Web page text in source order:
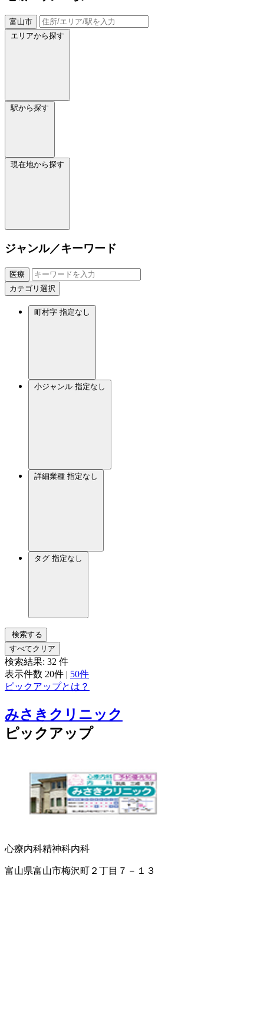
富山市
エリアから探す
駅から探す
現在地から探す
ジャンル／キーワード
医療
カテゴリ選択
町村字 指定なし
小ジャンル 指定なし
詳細業種 指定なし
タグ 指定なし
検索する
すべてクリア
検索結果: 32 件
表示件数 20件 | 50件
ピックアップとは？
みさきクリニック
ピックアップ
心療内科精神科内科
富山県富山市梅沢町２丁目７－１３